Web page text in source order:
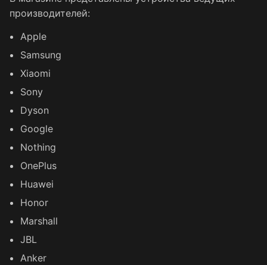
производителей:
Apple
Samsung
Xiaomi
Sony
Dyson
Google
Nothing
OnePlus
Huawei
Honor
Marshall
JBL
Anker